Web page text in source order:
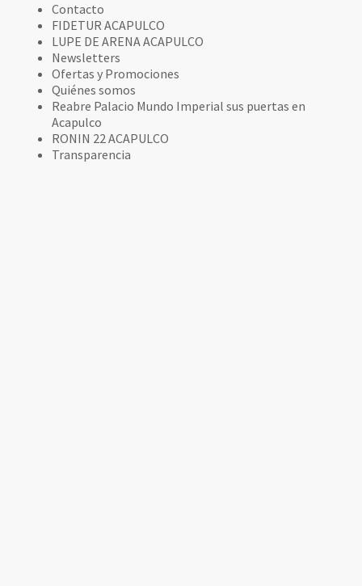
Contacto
FIDETUR ACAPULCO
LUPE DE ARENA ACAPULCO
Newsletters
Ofertas y Promociones
Quiénes somos
Reabre Palacio Mundo Imperial sus puertas en
Acapulco
RONIN 22 ACAPULCO
Transparencia